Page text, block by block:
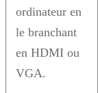
ordinateur en
le branchant
en HDMI ou
VGA.